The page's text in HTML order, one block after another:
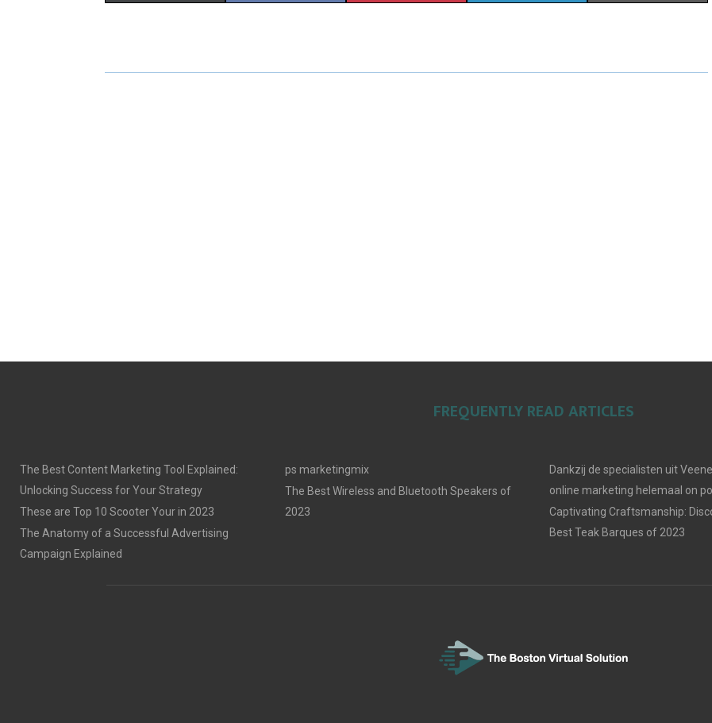
R R R R R
FREQUENTLY READ ARTICLES
The Best Content Marketing Tool Explained:
Unlocking Success for Your Strategy
These are Top 10 Scooter Your in 2023
The Anatomy of a Successful Advertising
Campaign Explained
ps marketingmix
The Best Wireless and Bluetooth Speakers of
2023
Dankzij de specialisten uit
online marketing helemaal on
Captivating Craftsmanship:
Best Teak Barques of 2023